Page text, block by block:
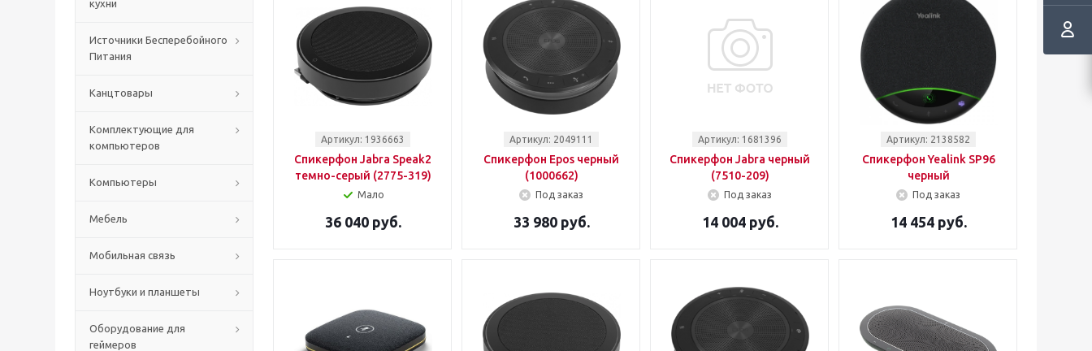
кухни
Источники Бесперебойного
Питания
Канцтовары
Комплектующие для
компьютеров
Компьютеры
Мебель
Мобильная связь
Ноутбуки и планшеты
Оборудование для
геймеров
Артикул: 1936663
Спикерфон Jabra Speak2
темно-серый (2775-319)
Мало
36 040 руб.
Артикул: 2049111
Спикерфон Epos черный
(1000662)
Под заказ
33 980 руб.
Артикул: 1681396
Спикерфон Jabra черный
(7510-209)
Под заказ
14 004 руб.
Артикул: 2138582
Спикерфон Yealink SP96
черный
Под заказ
14 454 руб.